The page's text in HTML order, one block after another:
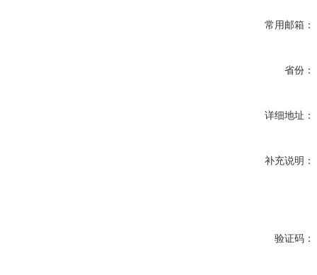
常用邮箱：
省份：
详细地址：
补充说明：
验证码：